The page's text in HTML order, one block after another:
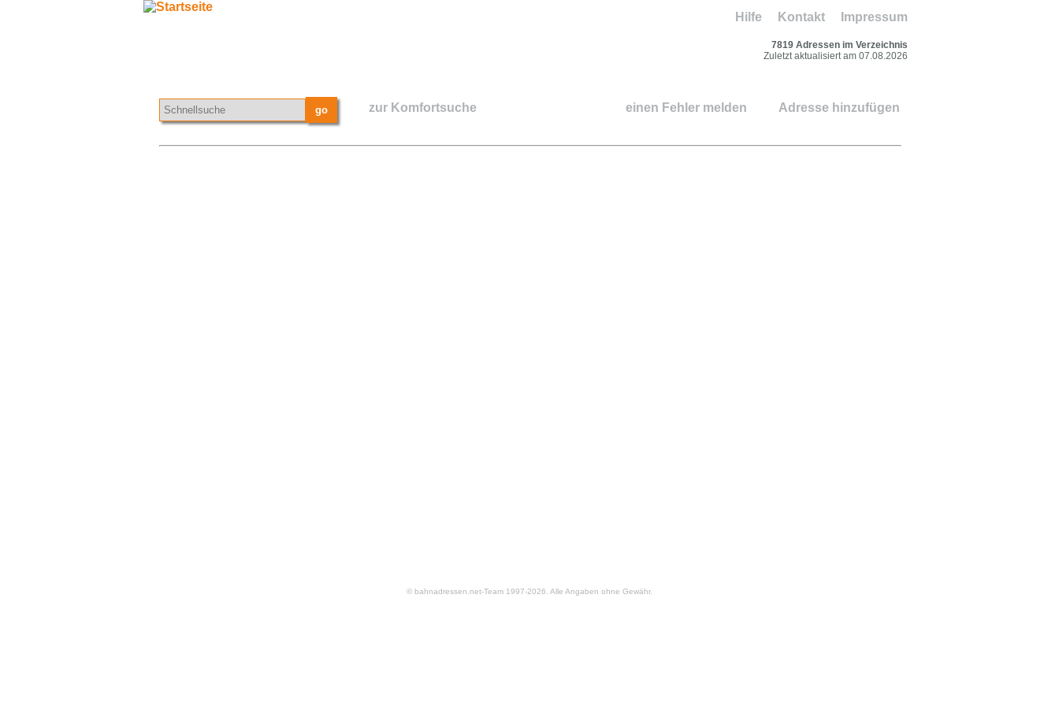
Impressum
Kontakt
Hilfe
7819 Adressen im Verzeichnis
Zuletzt aktualisiert am 07.08.2026
einen Fehler melden Adresse hinzufügen
zur Komfortsuche
© bahnadressen.net-Team 1997-2026. Alle Angaben ohne Gewähr.